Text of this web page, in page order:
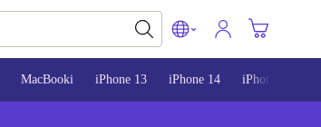
MacBooki iPhone 13 iPhone 14 iPhone 15